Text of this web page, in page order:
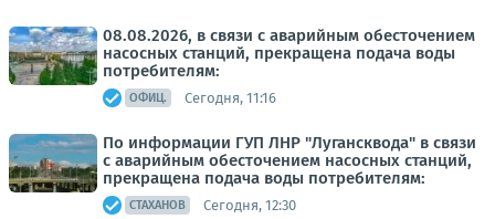
08.08.2026, в связи с аварийным обесточением
насосных станций, прекращена подача воды
потребителям:
ОФИЦ. Сегодня, 11:16
По информации ГУП ЛНР "Лугансквода" в связи
с аварийным обесточением насосных станций,
прекращена подача воды потребителям:
СТАХАНОВ Сегодня, 12:30